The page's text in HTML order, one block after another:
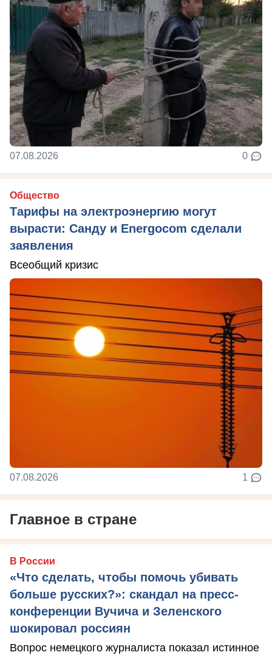
07.08.2026 0
Общество
Тарифы на электроэнергию могут
вырасти: Санду и Energocom сделали
заявления
Всеобщий кризис
07.08.2026 1
Главное в стране
В России
«Что сделать, чтобы помочь убивать
больше русских?»: скандал на пресс-
конференции Вучича и Зеленского
шокировал россиян
Вопрос немецкого журналиста показал истинное